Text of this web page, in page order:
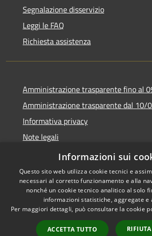
Segnalazione disservizio
Leggi le FAQ
Richiesta assistenza
Amministrazione trasparente fino al
Amministrazione trasparente dal 10/
Informativa privacy
Note legali
Dichiarazione di accessibilità
Accessibilità
Informazioni sui
Questo sito web utilizza cookie tecnici e
necessari al corretto funzionamento e alla
nonché un cookie tecnico analitico al solo
informazioni statistiche, aggregate e
Per maggiori dettagli, può consultare la cookie
ACCETTA TUTTO